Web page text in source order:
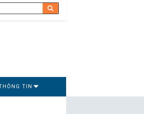
TIN